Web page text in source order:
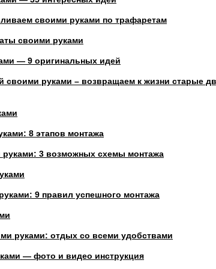
своими руками по трафаретам
своими руками
— 9 оригинальных идей
своими руками – возвращаем к жизни старые
8 этапов монтажа
3 возможных схемы монтажа
9 правил успешного монтажа
руками: отдых со всеми удобствами
— фото и видео инструкция